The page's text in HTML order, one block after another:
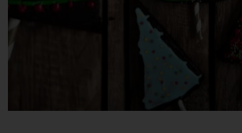
BEILAGEN
VANLIFE & REZEPTE